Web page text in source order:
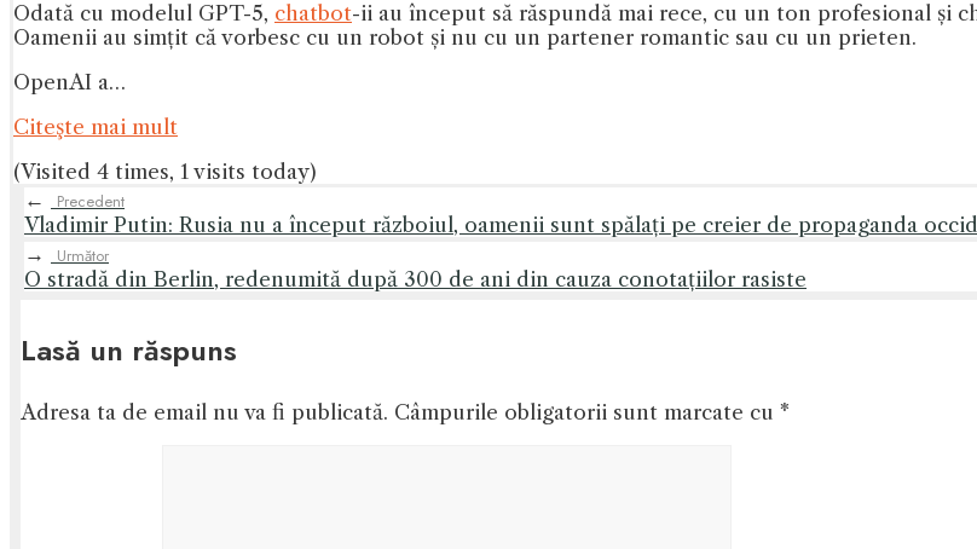
Odată cu modelul GPT-5, chatbot-ii au început să răspundă mai rece, cu un ton profesional
Oamenii au simțit că vorbesc cu un robot și nu cu un partener romantic sau cu un prieten.
OpenAI a…
Citeşte mai mult
(Visited 4 times, 1 visits today)
←
Precedent
Vladimir Putin: Rusia nu a început războiul, oamenii sunt spălați pe creier de propaganda
→
Următor
O stradă din Berlin, redenumită după 300 de ani din cauza conotațiilor rasiste
Lasă un răspuns
Adresa ta de email nu va fi publicată. Câmpurile obligatorii sunt marcate cu *